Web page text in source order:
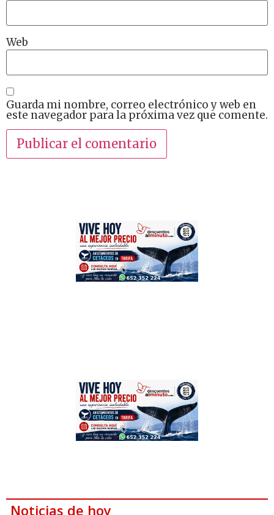
Web
Guarda mi nombre, correo electrónico y web en
este navegador para la próxima vez que comente.
Noticias de hoy